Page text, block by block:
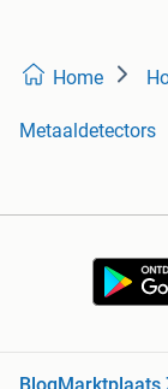
Home
Metaaldetectors